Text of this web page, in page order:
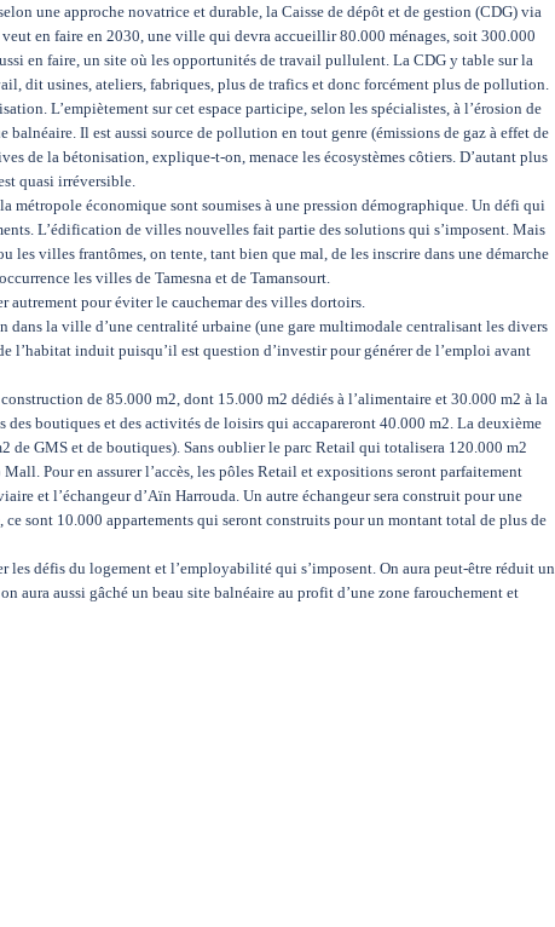
une approche novatrice et durable, la Caisse de dépôt et de gestion (CDG) via
en faire en 2030, une ville qui devra accueillir 80.000 ménages, soit 300.000
en faire, un site où les opportunités de travail pullulent. La CDG y table sur la
dit usines, ateliers, fabriques, plus de trafics et donc forcément plus de pollution.
L’empiètement sur cet espace participe, selon les spécialistes, à l’érosion de
balnéaire. Il est aussi source de pollution en tout genre (émissions de gaz à effet de
de la bétonisation, explique-t-on, menace les écosystèmes côtiers. D’autant plus
quasi irréversible.
métropole économique sont soumises à une pression démographique. Un défi qui
L’édification de villes nouvelles fait partie des solutions qui s’imposent. Mais
les villes frantômes, on tente, tant bien que mal, de les inscrire dans une démarche
les villes de Tamesna et de Tamansourt.
autrement pour éviter le cauchemar des villes dortoirs.
dans la ville d’une centralité urbaine (une gare multimodale centralisant les divers
l’habitat induit puisqu’il est question d’investir pour générer de l’emploi avant
de 85.000 m2, dont 15.000 m2 dédiés à l’alimentaire et 30.000 m2 à la
des boutiques et des activités de loisirs qui accapareront 40.000 m2. La deuxième
de GMS et de boutiques). Sans oublier le parc Retail qui totalisera 120.000 m2
Pour en assurer l’accès, les pôles Retail et expositions seront parfaitement
et l’échangeur d’Aïn Harrouda. Un autre échangeur sera construit pour une
sont 10.000 appartements qui seront construits pour un montant total de plus de
défis du logement et l’employabilité qui s’imposent. On aura peut-être réduit un
aura aussi gâché un beau site balnéaire au profit d’une zone farouchement et